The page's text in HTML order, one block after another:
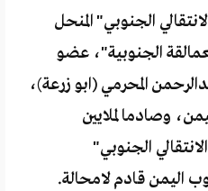
الجنوبي" المنحل
الجنوبية"، عضو
المحرمي (ابو زرعة)،
وصادما لملايين
الجنوبي"
اليمن قادم لامحالة.